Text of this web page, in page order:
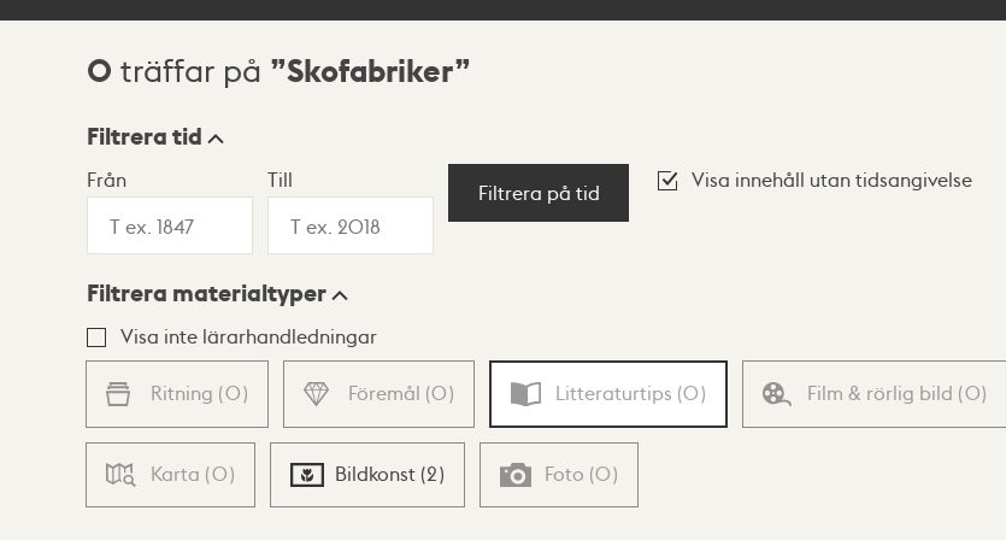
Sökresultat
0 träffar på Skofabriker
Visningsläge
Lista Karta
Filtrera tid
Från Till
Filtrera på tid
Visa innehåll utan tidsangivelse
Filtrera materialtyper
Visa inte lärarhandledningar
Ritning (0) Föremål (0) Litteraturtips (0) Film & rörlig bild (0)
Karta (0) Bildkonst (2) Foto (0)